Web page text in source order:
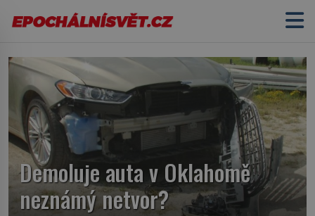
Demoluje auta v Oklahomě
neznámý netvor?